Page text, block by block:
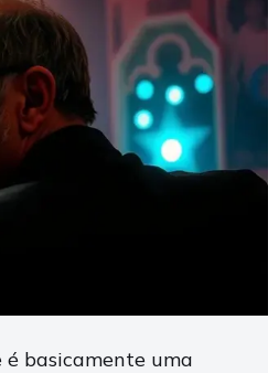
basicamente uma